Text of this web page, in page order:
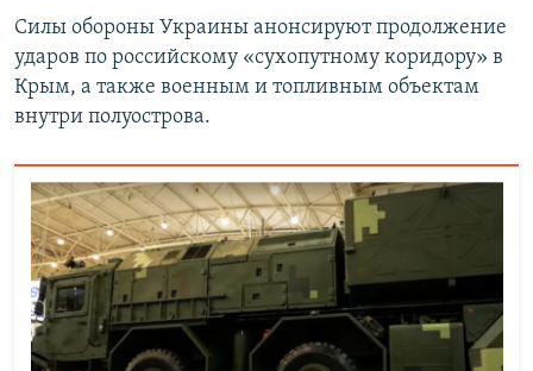
Силы обороны Украины анонсируют продолжение
ударов по российскому «сухопутному коридору» в
Крым, а также военным и топливным объектам
внутри полуострова.